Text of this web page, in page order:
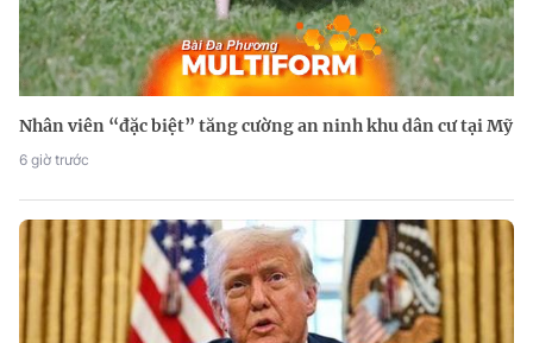
Nhân viên “đặc biệt” tăng cường an ninh khu dân cư tại Mỹ
6 giờ trước